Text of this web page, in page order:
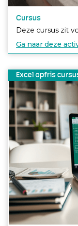
Cursus
Deze cursus zit
Ga naar deze
Excel opfris